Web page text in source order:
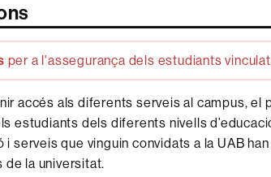
per a l'assegurança dels estudiants
accés als diferents serveis al campus, el
estudiants dels diferents nivells
i serveis que vinguin convidats a la UAB
de la universitat.